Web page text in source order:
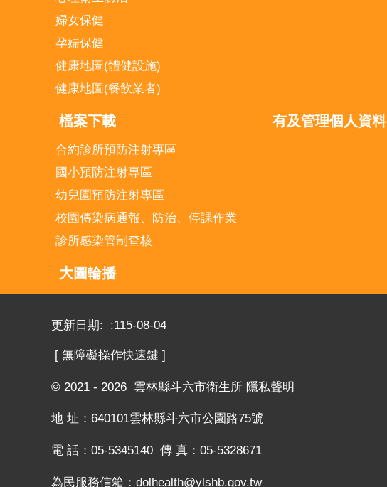
婦女保健
孕婦保健
健康地圖(體健設施)
健康地圖(餐飲業者)
檔案下載
合約診所預防注射專區
國小預防注射專區
幼兒園預防注射專區
校園傳染病通報、防治、停課作業
診所感染管制查核
有及管理個人資料
大圖輪播
更新日期: 115-08-04
[ 無障礙操作快速鍵 ]
© 2021 - 2026 雲林縣斗六市衛生所 隱私聲明
地 址：640101雲林縣斗六市公園路75號
電 話：05-5345140 傳 真：05-5328671
為民服務信箱： dolhealth@ylshb.gov.tw